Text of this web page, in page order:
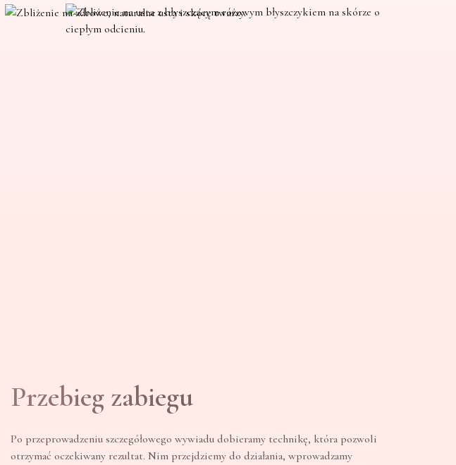
Przebieg zabiegu
Po przeprowadzeniu szczegółowego wywiadu dobieramy technikę, która pozwoli
otrzymać oczekiwany rezultat. Nim przejdziemy do działania, wprowadzamy